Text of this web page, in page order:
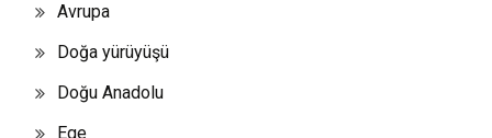
Avrupa
Doğa yürüyüşü
Doğu Anadolu
Ege